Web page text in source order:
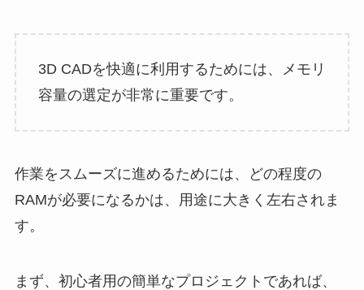
3D CADを快適に利用するためには、メモリ
容量の選定が非常に重要です。
作業をスムーズに進めるためには、どの程度の
RAMが必要になるかは、用途に大きく左右されま
す。
まず、初心者用の簡単なプロジェクトであれば、